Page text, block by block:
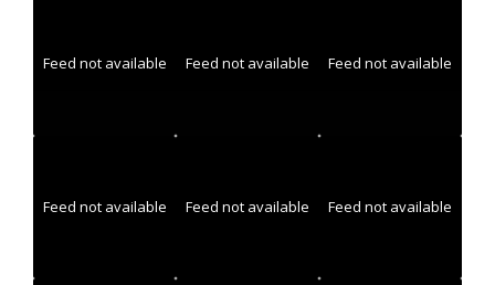
Feed not available Feed not available Feed not available
Feed not available Feed not available Feed not available